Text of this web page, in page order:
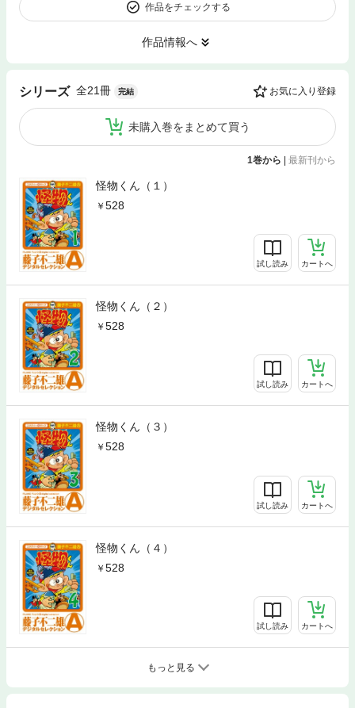
作品をチェックする
作品情報へ
シリーズ 全21冊 完結 お気に入り登録
未購入巻をまとめて買う
1巻から | 最新刊から
怪物くん（１）
528
試し読み カートへ
怪物くん（２）
528
試し読み カートへ
怪物くん（３）
528
試し読み カートへ
怪物くん（４）
528
試し読み カートへ
もっと見る